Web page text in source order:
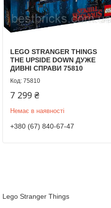
LEGO STRANGER THINGS
THE UPSIDE DOWN ДУЖЕ
ДИВНІ СПРАВИ 75810
75810
7 299 ₴
Немає в наявності
+380 (67) 840-67-47
Lego Stranger Things